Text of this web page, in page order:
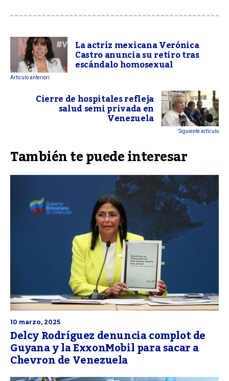
La actriz mexicana Verónica
Castro anuncia su retiro tras
escándalo homosexual
Articulo anteriori
Cierre de hospitales refleja
salud semi privada en
Venezuela
Siguiente articulo
También te puede interesar
10 marzo, 2025
Delcy Rodríguez denuncia complot de
Guyana y la ExxonMobil para sacar a
Chevron de Venezuela